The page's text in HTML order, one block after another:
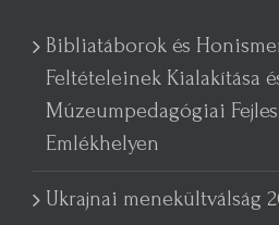
Bibliatáborok és
Feltételeinek Kialakítása
Múzeumpedagógiai
Emlékhelyen
Ukrajnai menekültválság